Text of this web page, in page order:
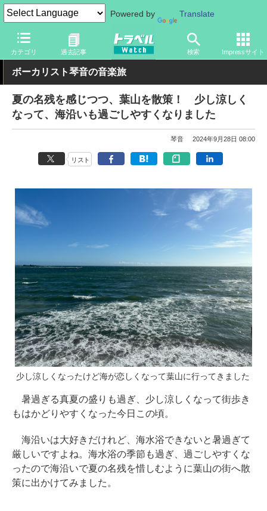
Powered by Translate
カテゴリ 過去記事 検索 Impressサイト
トラベル Watch 地域 国内旅行 神奈川
ボーカリスト琴音の音楽旅
夏の名残を感じつつ、葉山を散策！ 少し涼しく
なって、海沿いも過ごしやすくなりました
琴音 2024年9月28日 08:00
リスト
少し涼しくなったけど海が恋しくなって葉山に行ってきました
暑過ぎる真夏の盛りも過ぎ、少し涼しくなって街歩き
もはかどりやすくなった今日この頃。
海沿いは大好きだけれど、海水浴できないと暑過ぎて
厳しいですよね。海水浴の季節も過ぎ、過ごしやすくな
ったので海沿いで夏の名残を惜しむように葉山の街へ散
策に出かけてみました。